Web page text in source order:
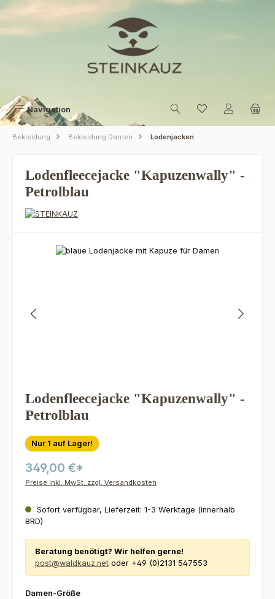
Zum Hauptinhalt springen
Navigation
Bekleidung Bekleidung Damen Lodenjacken
Lodenfleecejacke "Kapuzenwally" -
Petrolblau
Bildergalerie überspringen
Lodenfleecejacke "Kapuzenwally" -
Petrolblau
Nur 1 auf Lager!
349,00 €*
Preise inkl. MwSt. zzgl. Versandkosten
Sofort verfügbar, Lieferzeit: 1-3 Werktage (innerhalb
BRD)
Beratung benötigt? Wir helfen gerne!
post@waldkauz.net oder +49 (0)2131 547553
Damen-Größeauswählen